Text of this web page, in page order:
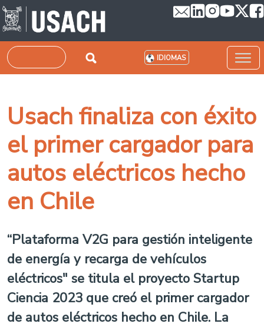
Pasar al contenido principal
Buscar IDIOMAS
Usach finaliza con éxito
el primer cargador para
autos eléctricos hecho
en Chile
“Plataforma V2G para gestión inteligente
de energía y recarga de vehículos
eléctricos" se titula el proyecto Startup
Ciencia 2023 que creó el primer cargador
de autos eléctricos hecho en Chile. La